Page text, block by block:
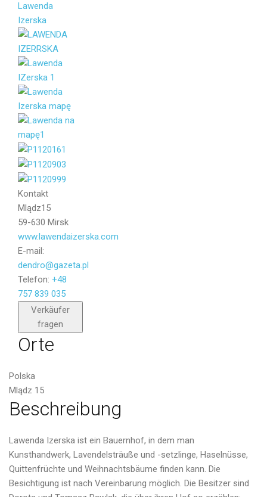
Kontakt
Mlądz15
59-630 Mirsk
www.lawendaizerska.com
E-mail:
dendro@gazeta.pl
Telefon: +48
757 839 035
Verkäufer
fragen
Email
Nachricht
Senden
Orte
Polska
Mlądz 15
Beschreibung
Lawenda Izerska ist ein Bauernhof, in dem man
Kunsthandwerk, Lavendelsträuße und -setzlinge, Haselnüsse,
Quittenfrüchte und Weihnachtsbäume finden kann. Die
Besichtigung ist nach Vereinbarung möglich. Die Besitzer sind